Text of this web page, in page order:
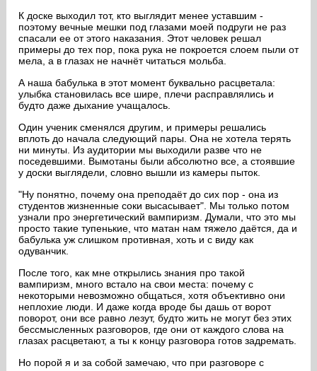
К доске выходил тот, кто выглядит менее уставшим -
поэтому вечные мешки под глазами моей подруги не раз
спасали ее от этого наказания. Этот человек решал
примеры до тех пор, пока рука не покроется слоем пыли от
мела, а в глазах не начнёт читаться мольба.
А наша бабулька в этот момент буквально расцветала:
улыбка становилась все шире, плечи расправлялись и
будто даже дыхание учащалось.
Один ученик сменялся другим, и примеры решались
вплоть до начала следующий пары. Она не хотела терять
ни минуты. Из аудитории мы выходили разве что не
поседевшими. Вымотаны были абсолютно все, а стоявшие
у доски выглядели, словно вышли из камеры пыток.
"Ну понятно, почему она преподаёт до сих пор - она из
студентов жизненные соки высасывает". Мы только потом
узнали про энергетический вампиризм. Думали, что это мы
просто такие тупенькие, что матан нам тяжело даётся, да и
бабулька уж слишком противная, хоть и с виду как
одуванчик.
После того, как мне открылись знания про такой
вампиризм, много встало на свои места: почему с
некоторыми невозможно общаться, хотя объективно они
неплохие люди. И даже когда вроде бы дашь от ворот
поворот, они все равно лезут, будто жить не могут без этих
бессмысленных разговоров, где они от каждого слова на
глазах расцветают, а ты к концу разговора готов задремать.
Но порой я и за собой замечаю, что при разговоре с